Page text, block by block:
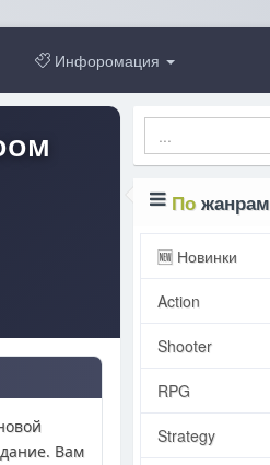
Инфоромация
Вам
По жанрам
🆕 Новинки
Action
Shooter
RPG
Strategy